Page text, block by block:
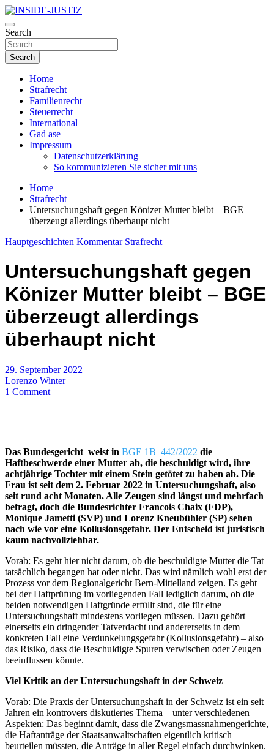
Skip
to
content
INSIDE-JUSTIZ
Investigativer Journalismus zur Dritten Gewalt
Search
Search
Home
Strafrecht
Familienrecht
Steuerrecht
International
Gad ase
Impressum
Datenschutzerklärung
So kommunizieren Sie sicher mit uns
Home
Strafrecht
Untersuchungshaft gegen Könizer Mutter bleibt – BGE
überzeugt allerdings überhaupt nicht
Hauptgeschichten Kommentar Strafrecht
Untersuchungshaft gegen
Könizer Mutter bleibt – BGE
überzeugt allerdings
überhaupt nicht
29. September 2022
Lorenzo Winter
1 Comment
Das Bundesgericht weist in BGE 1B_442/2022 die
Haftbeschwerde einer Mutter ab, die beschuldigt wird, ihre
achtjährige Tochter mit einem Stein getötet zu haben ab. Die
Frau ist seit dem 2. Februar 2022 in Untersuchungshaft, also
seit rund acht Monaten. Alle Zeugen sind längst und mehrfach
befragt, doch die Bundesrichter Francois Chaix (FDP),
Monique Jametti (SVP) und Lorenz Kneubühler (SP) sehen
nach wie vor eine Kollusionsgefahr. Der Entscheid ist juristisch
kaum nachvollziehbar.
Vorab: Es geht hier nicht darum, ob die beschuldigte Mutter die Tat
tatsächlich begangen hat oder nicht. Das wird nämlich wohl erst der
Prozess vor dem Regionalgericht Bern-Mittelland zeigen. Es geht
bei der Haftprüfung im vorliegenden Fall lediglich darum, ob die
beiden notwendigen Haftgründe erfüllt sind, die für eine
Untersuchungshaft mindestens vorliegen müssen. Dazu gehört
einerseits ein dringender Tatverdacht und andererseits in dem
konkreten Fall eine Verdunkelungsgefahr (Kollusionsgefahr) – also
das Risiko, dass die Beschuldigte Spuren verwischen oder Zeugen
beeinflussen könnte.
Viel Kritik an der Untersuchungshaft in der Schweiz
Vorab: Die Praxis der Untersuchungshaft in der Schweiz ist ein seit
Jahren ein kontrovers diskutiertes Thema – unter verschiedenen
Aspekten: Das beginnt damit, dass die Zwangsmassnahmengerichte,
die Haftanträge der Staatsanwaltschaften eigentlich kritisch
beurteilen müssten, die Anträge in aller Regel einfach durchwinken.